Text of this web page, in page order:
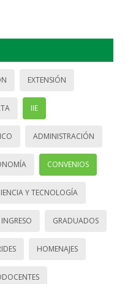
EXTENSIÓN
IIE
ADMINISTRACIÓN
CONVENIOS
Y TECNOLOGÍA
INGRESO GRADUADOS
HOMENAJES